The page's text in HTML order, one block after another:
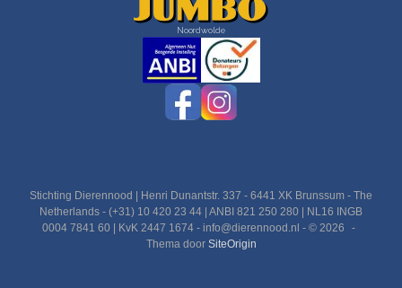
Noordwolde
Stichting Dierennood | Henri Dunantstr. 337 - 6441 XK Brunssum - The
Netherlands - (+31) 10 420 23 44 | ANBI 821 250 280 | NL16 INGB
0004 7841 60 | KvK 2447 1674 - info@dierennood.nl - © 2026
Thema door SiteOrigin